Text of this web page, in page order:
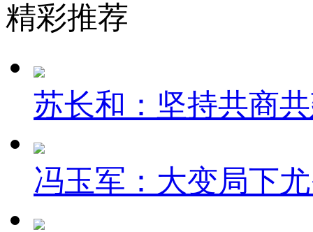
精彩推荐
苏长和：坚持共商
冯玉军：大变局下